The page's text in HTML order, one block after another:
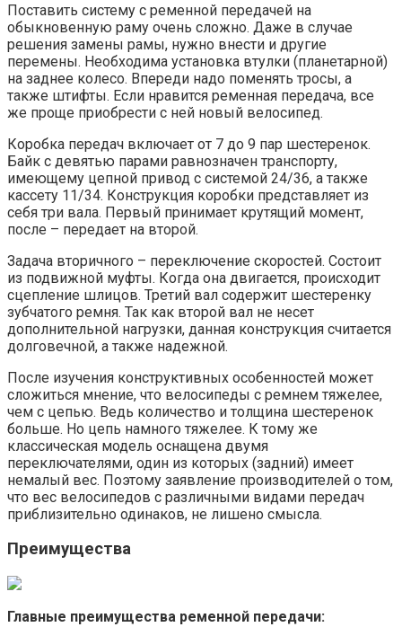
Поставить систему с ременной передачей на
обыкновенную раму очень сложно. Даже в случае
решения замены рамы, нужно внести и другие
перемены. Необходима установка втулки (планетарной)
на заднее колесо. Впереди надо поменять тросы, а
также штифты. Если нравится ременная передача, все
же проще приобрести с ней новый велосипед.
Коробка передач включает от 7 до 9 пар шестеренок.
Байк с девятью парами равнозначен транспорту,
имеющему цепной привод с системой 24/36, а также
кассету 11/34. Конструкция коробки представляет из
себя три вала. Первый принимает крутящий момент,
после – передает на второй.
Задача вторичного – переключение скоростей. Состоит
из подвижной муфты. Когда она двигается, происходит
сцепление шлицов. Третий вал содержит шестеренку
зубчатого ремня. Так как второй вал не несет
дополнительной нагрузки, данная конструкция считается
долговечной, а также надежной.
После изучения конструктивных особенностей может
сложиться мнение, что велосипеды с ремнем тяжелее,
чем с цепью. Ведь количество и толщина шестеренок
больше. Но цепь намного тяжелее. К тому же
классическая модель оснащена двумя
переключателями, один из которых (задний) имеет
немалый вес. Поэтому заявление производителей о том,
что вес велосипедов с различными видами передач
приблизительно одинаков, не лишено смысла.
Преимущества
Главные преимущества ременной передачи: